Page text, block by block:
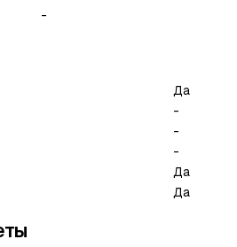
-
Да
-
-
-
Да
Да